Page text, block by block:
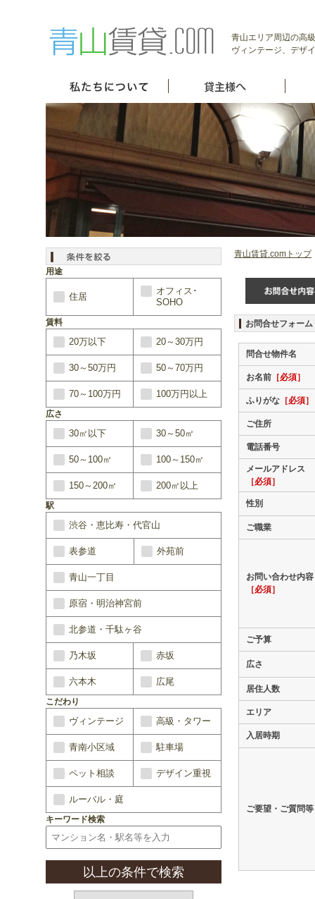
青山エリア周辺の高
ヴィンテージ、デザ
青山賃貸.comトップ
お問合せフォー
問合せ物件名
お名前［必須］
ふりがな［必須］
ご住所
電話番号
メールアドレス
［必須］
性別
ご職業
お問い合わせ内容
［必須］
ご予算
広さ
居住人数
エリア
入居時期
ご要望・ご質問等
用途
住居
オフィス･
SOHO
賃料
20万以下 20～30万円
30～50万円 50～70万円
70～100万円 100万円以上
広さ
30㎡以下 30～50㎡
50～100㎡ 100～150㎡
150～200㎡ 200㎡以上
駅
渋谷・恵比寿・代官山
表参道 外苑前
青山一丁目
原宿・明治神宮前
北参道・千駄ヶ谷
乃木坂 赤坂
六本木 広尾
こだわり
ヴィンテージ 高級・タワー
青南小区域 駐車場
ペット相談 デザイン重視
ルーバル・庭
キーワード検索